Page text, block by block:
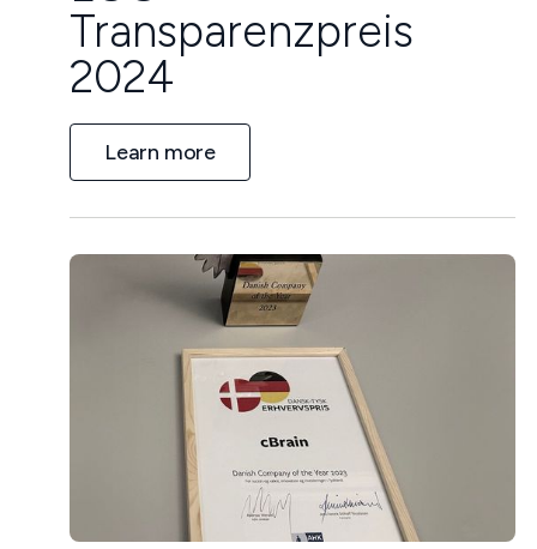
Transparenzpreis
2024
Learn more